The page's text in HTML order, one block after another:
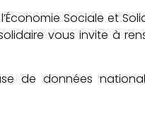
Sociale et
vous invite à
de données